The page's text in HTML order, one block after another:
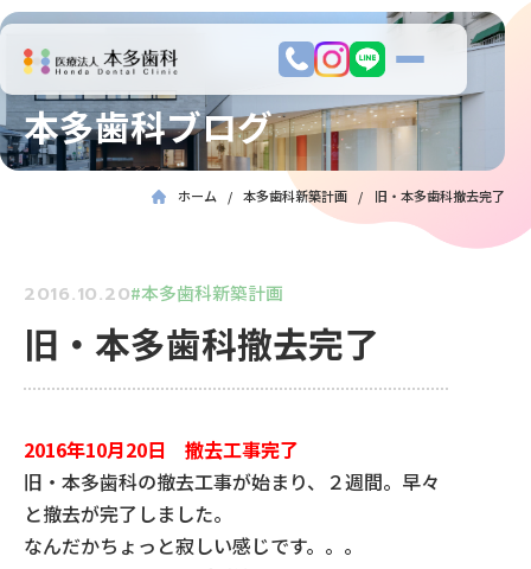
本多歯科ブログ
ホーム 本多歯科新築計画 旧・本多歯科撤去完了
2016.10.20 本多歯科新築計画
旧・本多歯科撤去完了
2016年10月20日 撤去工事完了
旧・本多歯科の撤去工事が始まり、２週間。早々
と撤去が完了しました。
なんだかちょっと寂しい感じです。。。